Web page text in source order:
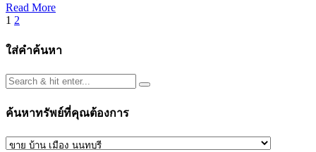
Read More
Posts
pagination
1 2
ใส่คำค้นหา
ค้นหาทรัพย์ที่คุณต้องการ
ค้นหา